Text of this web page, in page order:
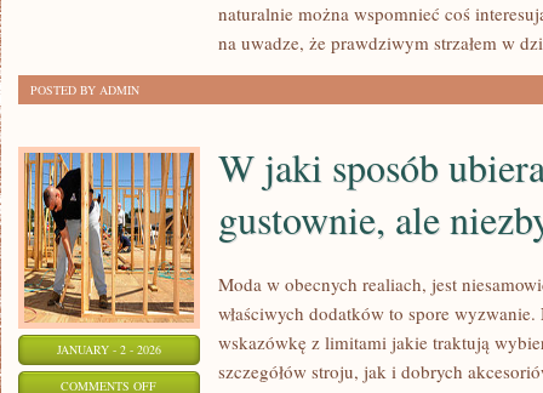
naturalnie można wspomnieć coś
na uwadze, że prawdziwym strzałem w
POSTED BY ADMIN
JANUARY - 2 - 2026
COMMENTS OFFON
W jaki sposób
gustownie, ale
Moda w obecnych realiach, jest
właściwych dodatków to spore
wskazówkę z limitami jakie traktują
szczegółów stroju, jak i dobrych